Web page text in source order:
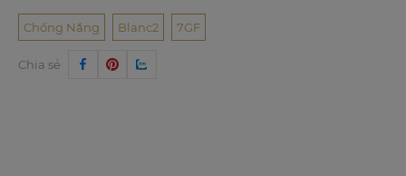
Chống Nắng Blanc2 7GF
Chia sẻ